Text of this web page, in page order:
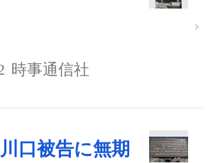
時事通信社
口被告に無期